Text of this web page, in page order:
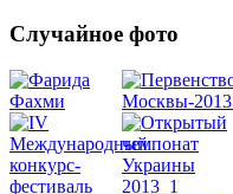
Случайное фото